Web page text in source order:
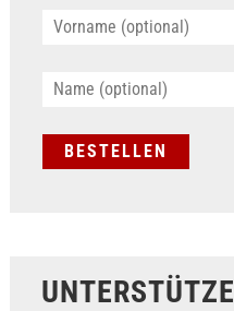
UNTERSTÜTZE